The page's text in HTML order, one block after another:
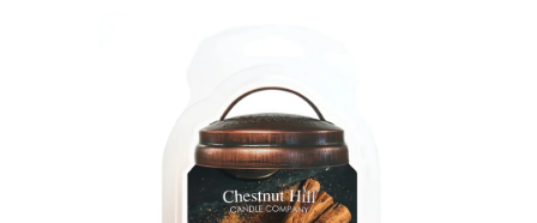
hvězdiček.